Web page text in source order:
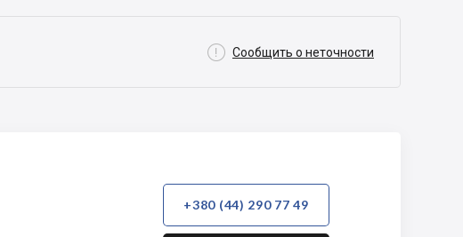
 Сообщить о неточности
+380 (44) 290 77 49